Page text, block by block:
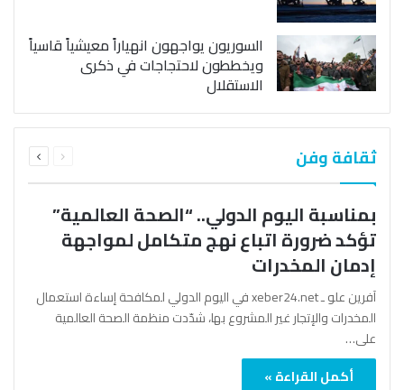
السوريون يواجهون انهياراً معيشياً قاسياً
ويخططون لاحتجاجات في ذكرى
الاستقلال
ثقافة وفن الصفحةالصفحة
بمناسبة اليوم الدولي.. “الصحة العالمية”
تؤكد ضرورة اتباع نهج متكامل لمواجهة
إدمان المخدرات
آفرين علو ـ xeber24.net في اليوم الدولي لمكافحة إساءة استعمال
المخدرات والإتجار غير المشروع بها، شدّدت منظمة الصحة العالمية
على…
أكمل القراءة »